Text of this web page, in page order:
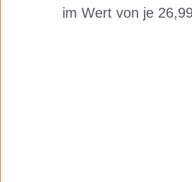
im Wert von je